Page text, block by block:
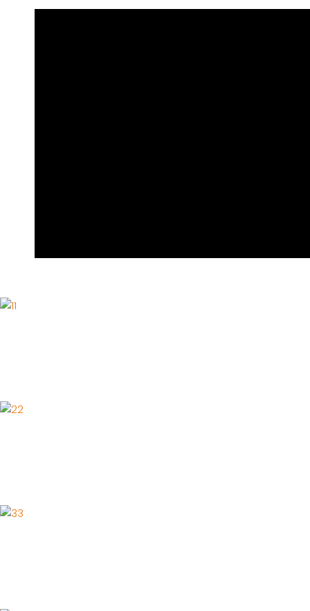
1
2
3